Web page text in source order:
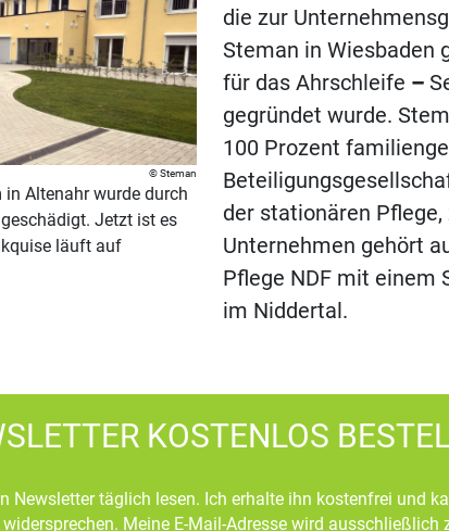
Steman
in Altenahr wurde durch
Jetzt ist es
läuft auf
die zur
Steman in Wiesbaden
für das Ahrschleife –
gegründet wurde.
100 Prozent
der stationären Pflege,
Unternehmen gehört
Pflege NDF mit einem
im Niddertal.
KOSTENLOS
Newsletter täglich lesen. Ich erhalte ihn kostenfrei und
Meine E-Mail-Adresse wird ausschließlich